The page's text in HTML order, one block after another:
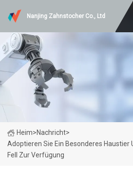
Nanjing Zahnstocher Co., Ltd
Heim>Nachricht>
Adoptieren Sie Ein Besonderes Haustier
Fell Zur Verfügung